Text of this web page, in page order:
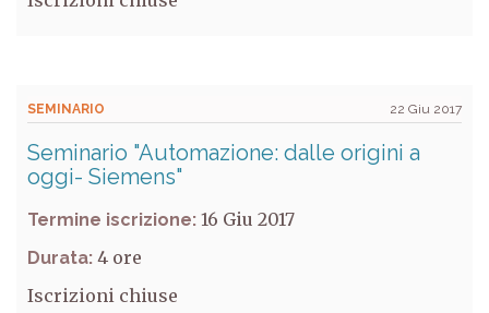
SEMINARIO 22 Giu 2017
Seminario "Automazione: dalle origini a
oggi- Siemens"
Termine iscrizione: 16 Giu 2017
Durata: 4
Iscrizioni chiuse